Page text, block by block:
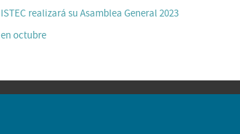
ISTEC realizará su Asamblea General 2023
en octubre